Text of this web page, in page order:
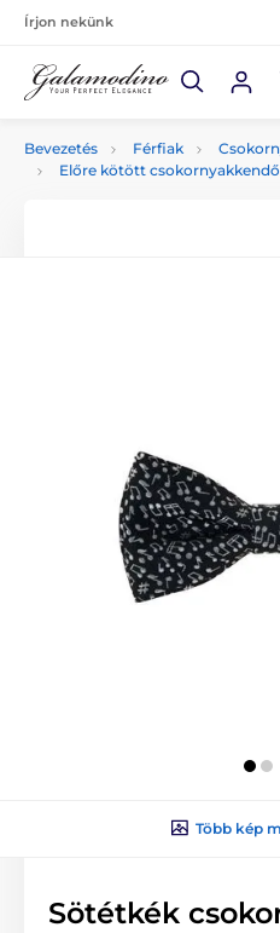
Írjon nekünk
Bevezetés Férfiak
Előre kötött
Több kép
Sötétkék